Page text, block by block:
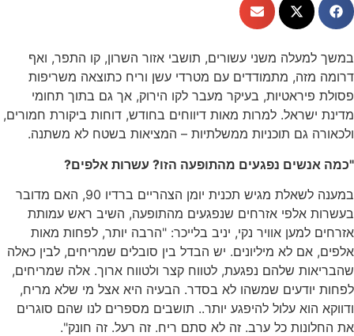
משני עשורים, תושבי אזור השרון, קו התפר, ואף
מזה, מתמודדים עם מטרדי עשן וריח כתוצאה משריפות
פיראטיות, בעיקר מעבר לקו הירוק, אך גם בתוך תחומי
ישראל. למרות מאות דיווחים בחודש, דוחות ביקורת חמורים,
גם תוכניות ממשלתיות – המציאות בשטח לא משתנה.
נפגעים מהתופעה הזו? עשרות אלפים?
במענה לשאלת מגיש תכנית יומן הצהריים ברדיו 90, האם מדובר
אלפי אזרחים שנפגעים מהתופעה, השיב ראש עמותת
למען אוויר נקי, יניב בלייכר: "הרבה יותר, לפחות מאות
אם לא מיליונים. יש הבדל בין סובלים שמריחים, לבין כאלה
שלהם נפגעת, לטווח קצר ולטווח ארוך. אלה שמריחים,
יודעים שמשהו לא בסדר. הבעיה היא אצל מי שלא מריח,
הוא עלול להיפגע יותר.. תושבים מספרים לנו שהם סוגרים
כל ערב. זה לא סתם ריח. זה רעל. זה חונק".